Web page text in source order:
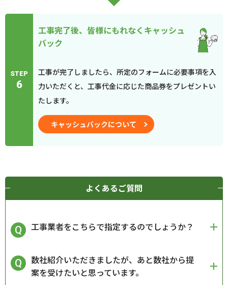
STEP
6
工事完了後、皆様にもれなくキャッシュ
バック
工事が完了しましたら、所定のフォームに必要事項を入
力いただくと、工事代金に応じた商品券をプレゼントい
たします。
キャッシュバックについて
よくあるご質問
工事業者をこちらで指定するのでしょうか？
数社紹介いただきましたが、あと数社から提
案を受けたいと思っています。